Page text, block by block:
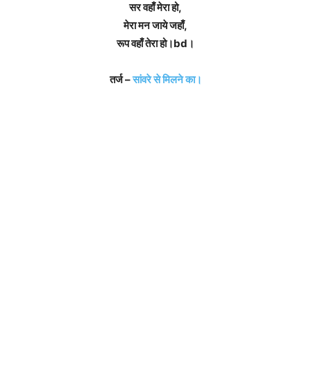
सर वहाँ मेरा हो,
मेरा मन जाये जहाँ,
रूप वहाँ तेरा हो।bd।
तर्ज –सांवरे से मिलने का।